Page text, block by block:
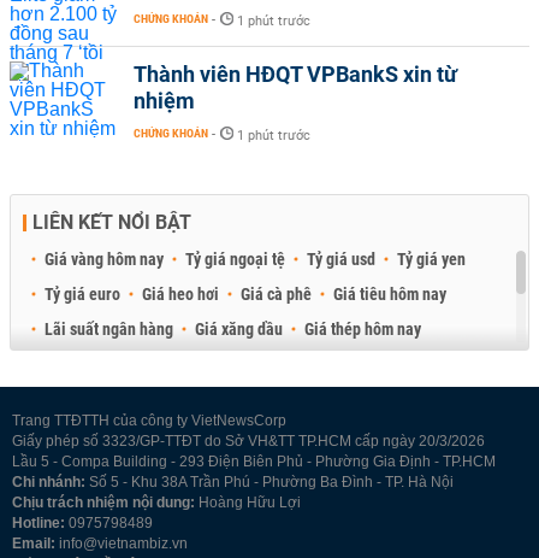
CHỨNG KHOÁN - 1 phút trước
Thành viên HĐQT VPBankS xin từ
nhiệm
CHỨNG KHOÁN - 1 phút trước
LIÊN KẾT NỔI BẬT
Giá vàng hôm nay Tỷ giá ngoại tệ Tỷ giá usd
Tỷ giá yen
Tỷ giá euro
Giá heo hơi Giá cà phê
Giá tiêu hôm nay
Lãi suất ngân hàng
Giá xăng dầu
Giá thép hôm nay
Trang TTĐTTH của công ty VietNewsCorp
Giấy phép số 3323/GP-TTĐT do Sở VH&TT TP.HCM cấp ngày 20/3/2026
Lầu 5 - Compa Building - 293 Điện Biên Phủ - Phường Gia Định - TP.HCM
Chi nhánh: Số 5 - Khu 38A Trần Phú - Phường Ba Đình - TP. Hà Nội
Chịu trách nhiệm nội dung: Hoàng Hữu Lợi
Hotline: 0975798489
Email: info@vietnambiz.vn